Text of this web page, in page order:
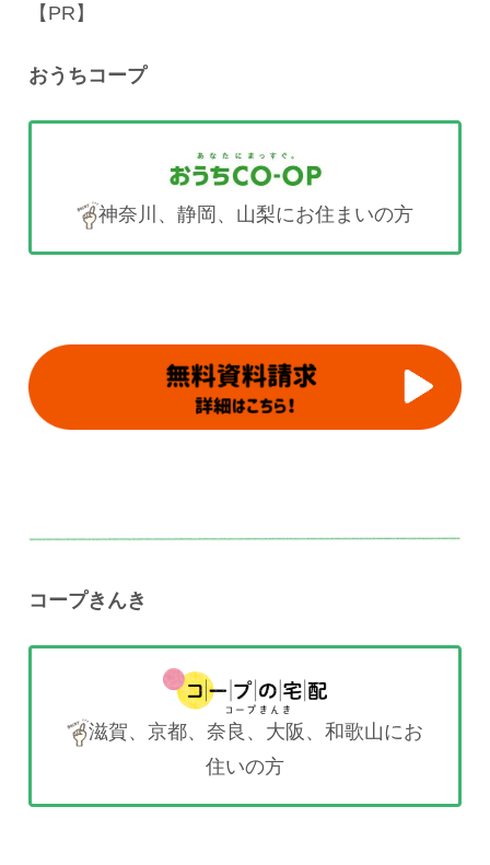
【PR】
おうちコープ
神奈川、静岡、山梨にお住まいの方
コープきんき
滋賀、京都、奈良、大阪、和歌山にお
住いの方